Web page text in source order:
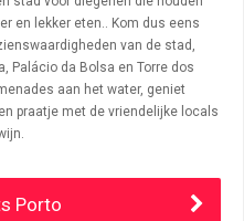
en lekker eten.. Kom dus eens
van de stad,
Palácio da Bolsa en Torre dos
aan het water, geniet
praatje met de vriendelijke locals
Porto